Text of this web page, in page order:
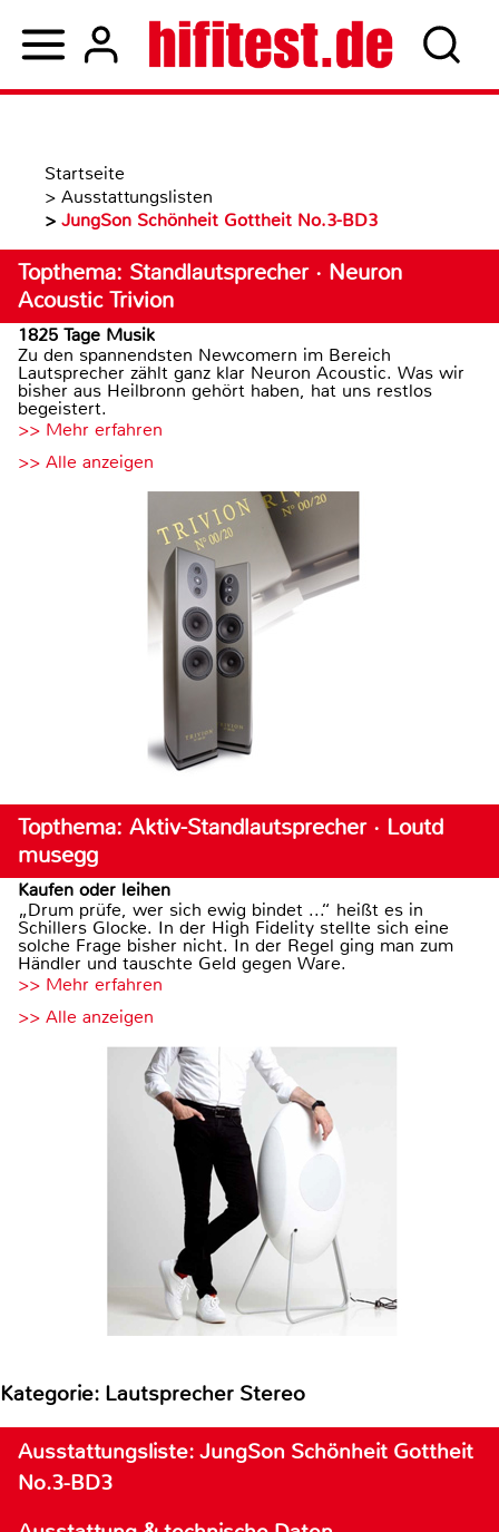
Startseite
> Ausstattungslisten
> JungSon Schönheit Gottheit No.3-BD3
Topthema: Standlautsprecher · Neuron
Acoustic Trivion
1825 Tage Musik
Zu den spannendsten Newcomern im Bereich
Lautsprecher zählt ganz klar Neuron Acoustic. Was wir
bisher aus Heilbronn gehört haben, hat uns restlos
begeistert.
>> Mehr erfahren
>> Alle anzeigen
Topthema: Aktiv-Standlautsprecher · Loutd
musegg
Kaufen oder leihen
„Drum prüfe, wer sich ewig bindet ...“ heißt es in
Schillers Glocke. In der High Fidelity stellte sich eine
solche Frage bisher nicht. In der Regel ging man zum
Händler und tauschte Geld gegen Ware.
>> Mehr erfahren
>> Alle anzeigen
Kategorie: Lautsprecher Stereo
Ausstattungsliste: JungSon Schönheit Gottheit
No.3-BD3